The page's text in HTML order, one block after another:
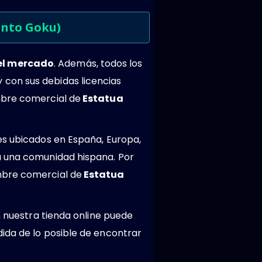
Goku)
mercado. Además, todos los
con sus debidas licencias
comercial deEstatua
en España, Europa,
comunidad hispana. Por
comercial deEstatua
tienda online puede
de lo posible de encontrar